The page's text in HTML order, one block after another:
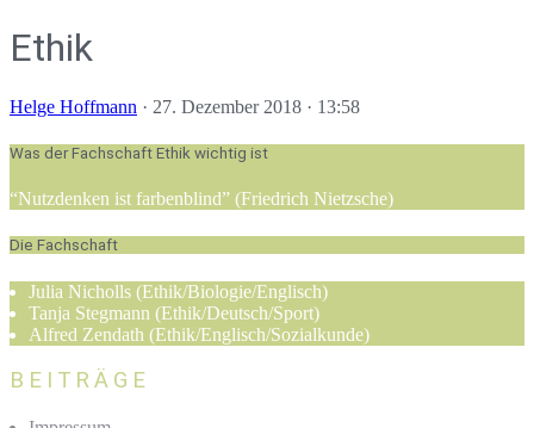
Ethik
Helge Hoffmann · 27. Dezember 2018 · 13:58
Was der Fachschaft Ethik wichtig ist
“Nutzdenken ist farbenblind” (Friedrich Nietzsche)
Die Fachschaft
Julia Nicholls (Ethik/Biologie/Englisch)
Tanja Stegmann (Ethik/Deutsch/Sport)
Alfred Zendath (Ethik/Englisch/Sozialkunde)
BEITRÄGE